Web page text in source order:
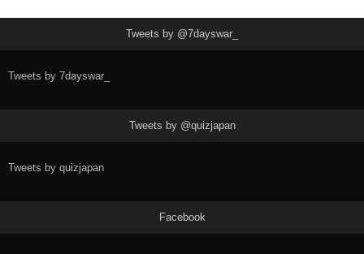
Tweets by @7dayswar_
Tweets by 7dayswar_
Tweets by @quizjapan
Tweets by quizjapan
Facebook